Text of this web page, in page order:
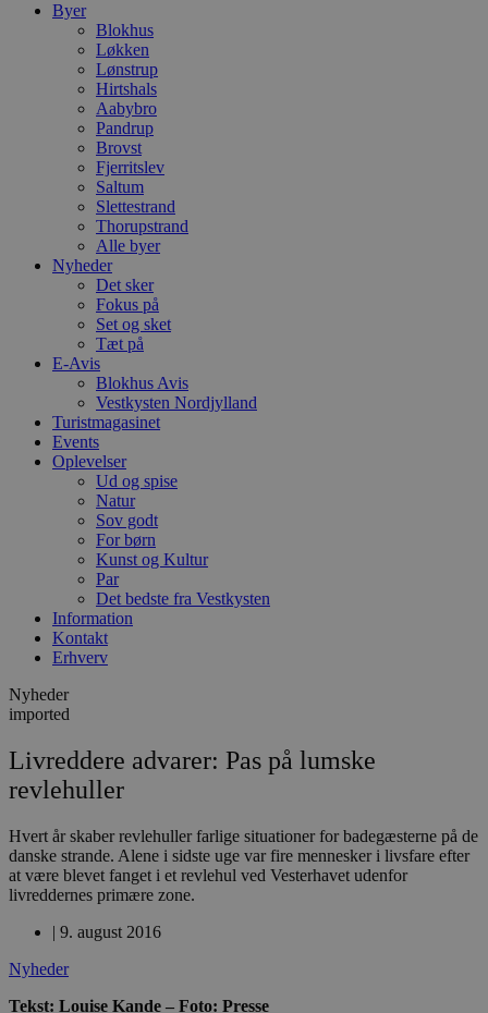
Byer
Blokhus
Løkken
Lønstrup
Hirtshals
Aabybro
Pandrup
Brovst
Fjerritslev
Saltum
Slettestrand
Thorupstrand
Alle byer
Nyheder
Det sker
Fokus på
Set og sket
Tæt på
E-Avis
Blokhus Avis
Vestkysten Nordjylland
Turistmagasinet
Events
Oplevelser
Ud og spise
Natur
Sov godt
For børn
Kunst og Kultur
Par
Det bedste fra Vestkysten
Information
Kontakt
Erhverv
Nyheder
imported
Livreddere advarer: Pas på lumske
revlehuller
Hvert år skaber revlehuller farlige situationer for badegæsterne på de
danske strande. Alene i sidste uge var fire mennesker i livsfare efter
at være blevet fanget i et revlehul ved Vesterhavet udenfor
livreddernes primære zone.
| 9. august 2016
Nyheder
Tekst: Louise Kande – Foto: Presse